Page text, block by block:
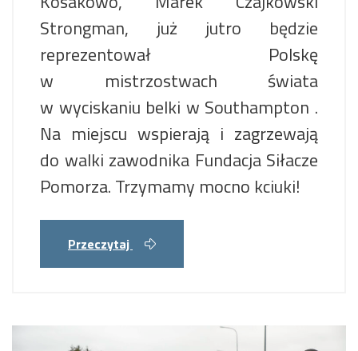
Strongman, już jutro będzie
reprezentował Polskę
w mistrzostwach świata
w wyciskaniu belki w Southampton .
Na miejscu wspierają i zagrzewają
do walki zawodnika Fundacja Siłacze
Pomorza. Trzymamy mocno kciuki!
Przeczytaj